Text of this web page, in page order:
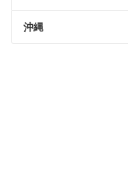
沖縄